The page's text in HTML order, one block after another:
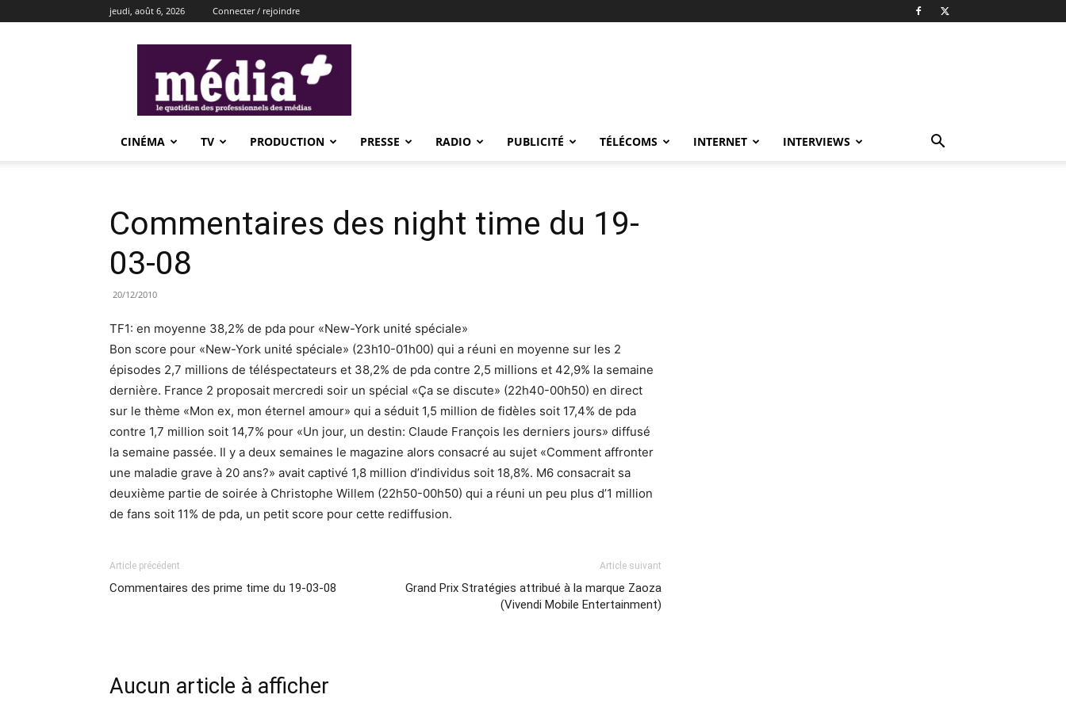
jeudi, août 6, 2026 Connecter / rejoindre
CINÉMA TV PRODUCTION PRESSE RADIO PUBLICITÉ TÉLÉCOMS INTERNET INTERVIEWS
Commentaires des night time du 19-
03-08
20/12/2010
TF1: en moyenne 38,2% de pda pour «New-York unité spéciale»
Bon score pour «New-York unité spéciale» (23h10-01h00) qui a réuni en moyenne sur les 2
épisodes 2,7 millions de téléspectateurs et 38,2% de pda contre 2,5 millions et 42,9% la semaine
dernière. France 2 proposait mercredi soir un spécial «Ça se discute» (22h40-00h50) en direct
sur le thème «Mon ex, mon éternel amour» qui a séduit 1,5 million de fidèles soit 17,4% de pda
contre 1,7 million soit 14,7% pour «Un jour, un destin: Claude François les derniers jours» diffusé
la semaine passée. Il y a deux semaines le magazine alors consacré au sujet «Comment affronter
une maladie grave à 20 ans?» avait captivé 1,8 million d’individus soit 18,8%. M6 consacrait sa
deuxième partie de soirée à Christophe Willem (22h50-00h50) qui a réuni un peu plus d’1 million
de fans soit 11% de pda, un petit score pour cette rediffusion.
Article précédent
Commentaires des prime time du 19-03-08
Article suivant
Grand Prix Stratégies attribué à la marque Zaoza
(Vivendi Mobile Entertainment)
Aucun article à afficher